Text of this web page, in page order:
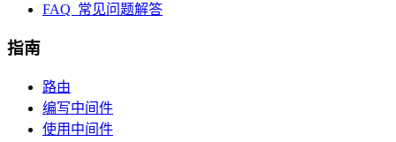
FAQ 常见问题解答
指南
路由
编写中间件
使用中间件